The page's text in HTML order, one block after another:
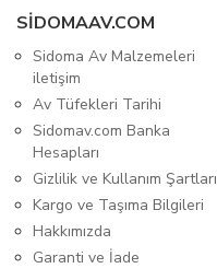
SIDOMAAV.COM
Sidoma Av Malzemeleri
iletişim
Av Tüfekleri Tarihi
Sidomav.com Banka
Hesapları
Gizlilik ve Kullanım Şartları
Kargo ve Taşıma Bilgileri
Hakkımızda
Garanti ve İade